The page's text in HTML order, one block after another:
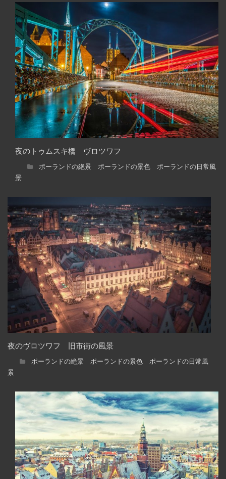
夜のトゥムスキ橋 ヴロツワフ
ポーランドの絶景 ポーランドの景色 ポーランドの日常風
景
夜のヴロツワフ 旧市街の風景
ポーランドの絶景 ポーランドの景色 ポーランドの日常風
景